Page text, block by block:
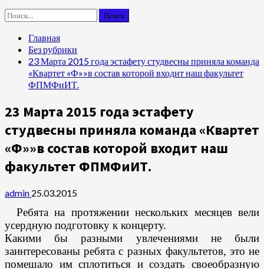
Найти:
Главная
Без рубрики
23 Марта 2015 года эстафету студвесны приняла команда
«Квартет «Ф»»в состав которой входит наш факультет
ФПМФиИТ.
23 Марта 2015 года эстафету
студвесны приняла команда «Квартет
«Ф»»в состав которой входит наш
факультет ФПМФиИТ.
admin 25.03.2015
  Ребята на протяжении нескольких месяцев вели
усердную подготовку к концерту.
Какими бы разными увлечениями не были
заинтересованы ребята с разных факультетов, это не
помешало им сплотиться и создать своеобразную